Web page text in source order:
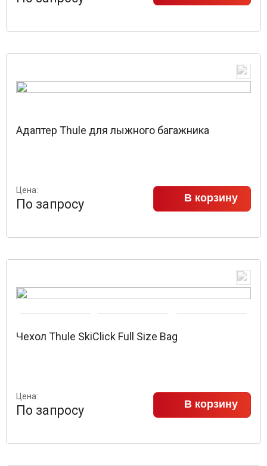
Адаптер Thule для лыжного багажника
Цена:
По запросу В корзину
Чехол Thule SkiClick Full Size Bag
Цена:
По запросу В корзину